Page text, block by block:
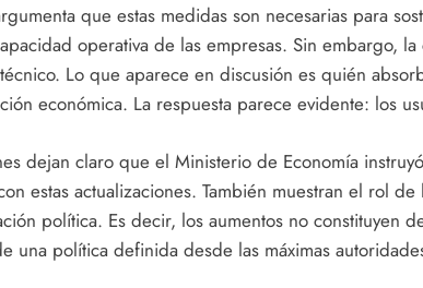
que estas medidas son necesarias para
operativa de las empresas. Sin embargo,
Lo que aparece en discusión es quién
económica. La respuesta parece evidente: los
dejan claro que el Ministerio de Economía
estas actualizaciones. También muestran el rol
política. Es decir, los aumentos no constituyen
una política definida desde las máximas